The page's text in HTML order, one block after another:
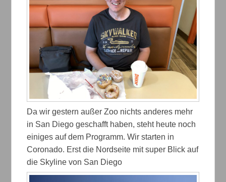
Da wir gestern außer Zoo nichts anderes mehr
in San Diego geschafft haben, steht heute noch
einiges auf dem Programm. Wir starten in
Coronado. Erst die Nordseite mit super Blick auf
die Skyline von San Diego